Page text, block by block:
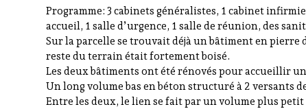
Programme: 3 cabinets généralistes, 1 cabinet
accueil, 1 salle d’urgence, 1 salle de réunion, des
Sur la parcelle se trouvait déjà un bâtiment en pierre
reste du terrain était fortement boisé.
Les deux bâtiments ont été rénovés pour accueillir
Un long volume bas en béton structuré à 2 versants
Entre les deux, le lien se fait par un volume plus